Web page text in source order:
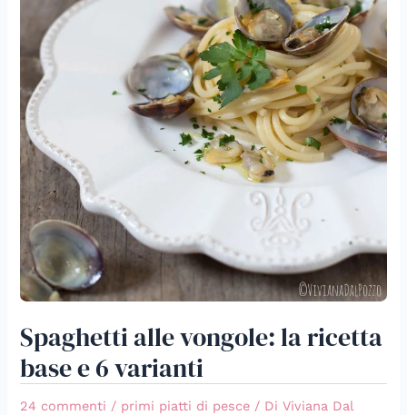
Spaghetti alle vongole: la ricetta
base e 6 varianti
24 commenti / primi piatti di pesce / DiViviana Dal